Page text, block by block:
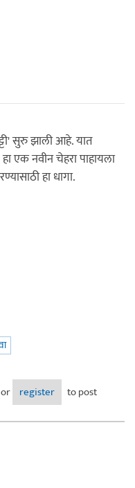
सुरु झाली आहे. यात
एक नवीन चेहरा पाहायला
हा धागा.
or register
to post